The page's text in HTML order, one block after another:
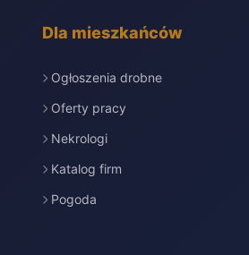
Dla mieszkańców
Ogłoszenia drobne
Oferty pracy
Nekrologi
Katalog firm
Pogoda